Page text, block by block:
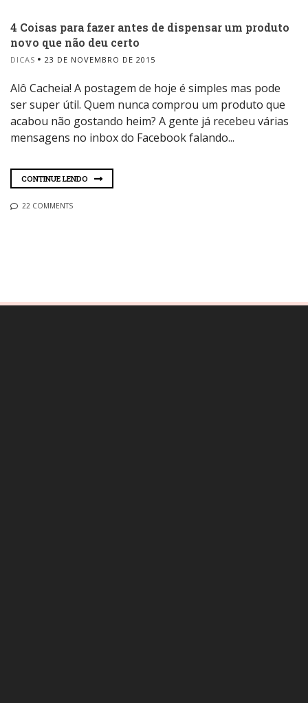
4 Coisas para fazer antes de dispensar um produto
novo que não deu certo
DICAS 23 DE NOVEMBRO DE 2015
Alô Cacheia! A postagem de hoje é simples mas pode
ser super útil. Quem nunca comprou um produto que
acabou não gostando heim? A gente já recebeu várias
mensagens no inbox do Facebook falando...
CONTINUE LENDO
22 COMMENTS